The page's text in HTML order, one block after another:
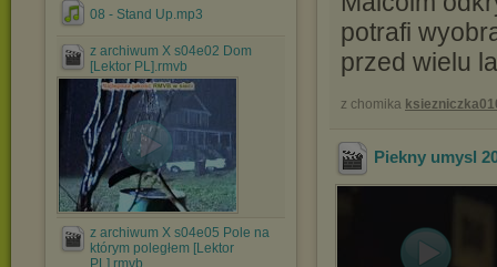
08 - Stand Up.mp3
z archiwum X s04e02 Dom
[Lektor PL].rmvb
z archiwum X s04e05 Pole na
którym poległem [Lektor
PL].rmvb
potrafi
przed wielu
z chomika
Piekny umysl